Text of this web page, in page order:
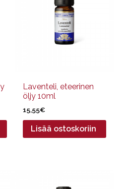
Laventeli, eteerinen
öljy 10ml
15,55€
Lisää ostoskoriin